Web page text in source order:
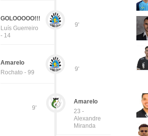
9'
GOLOOOOO!!!
Luís Guerreiro
- 14
9'
Amarelo
Rochato - 99
9'
Amarelo
23 -
Alexandre
Miranda